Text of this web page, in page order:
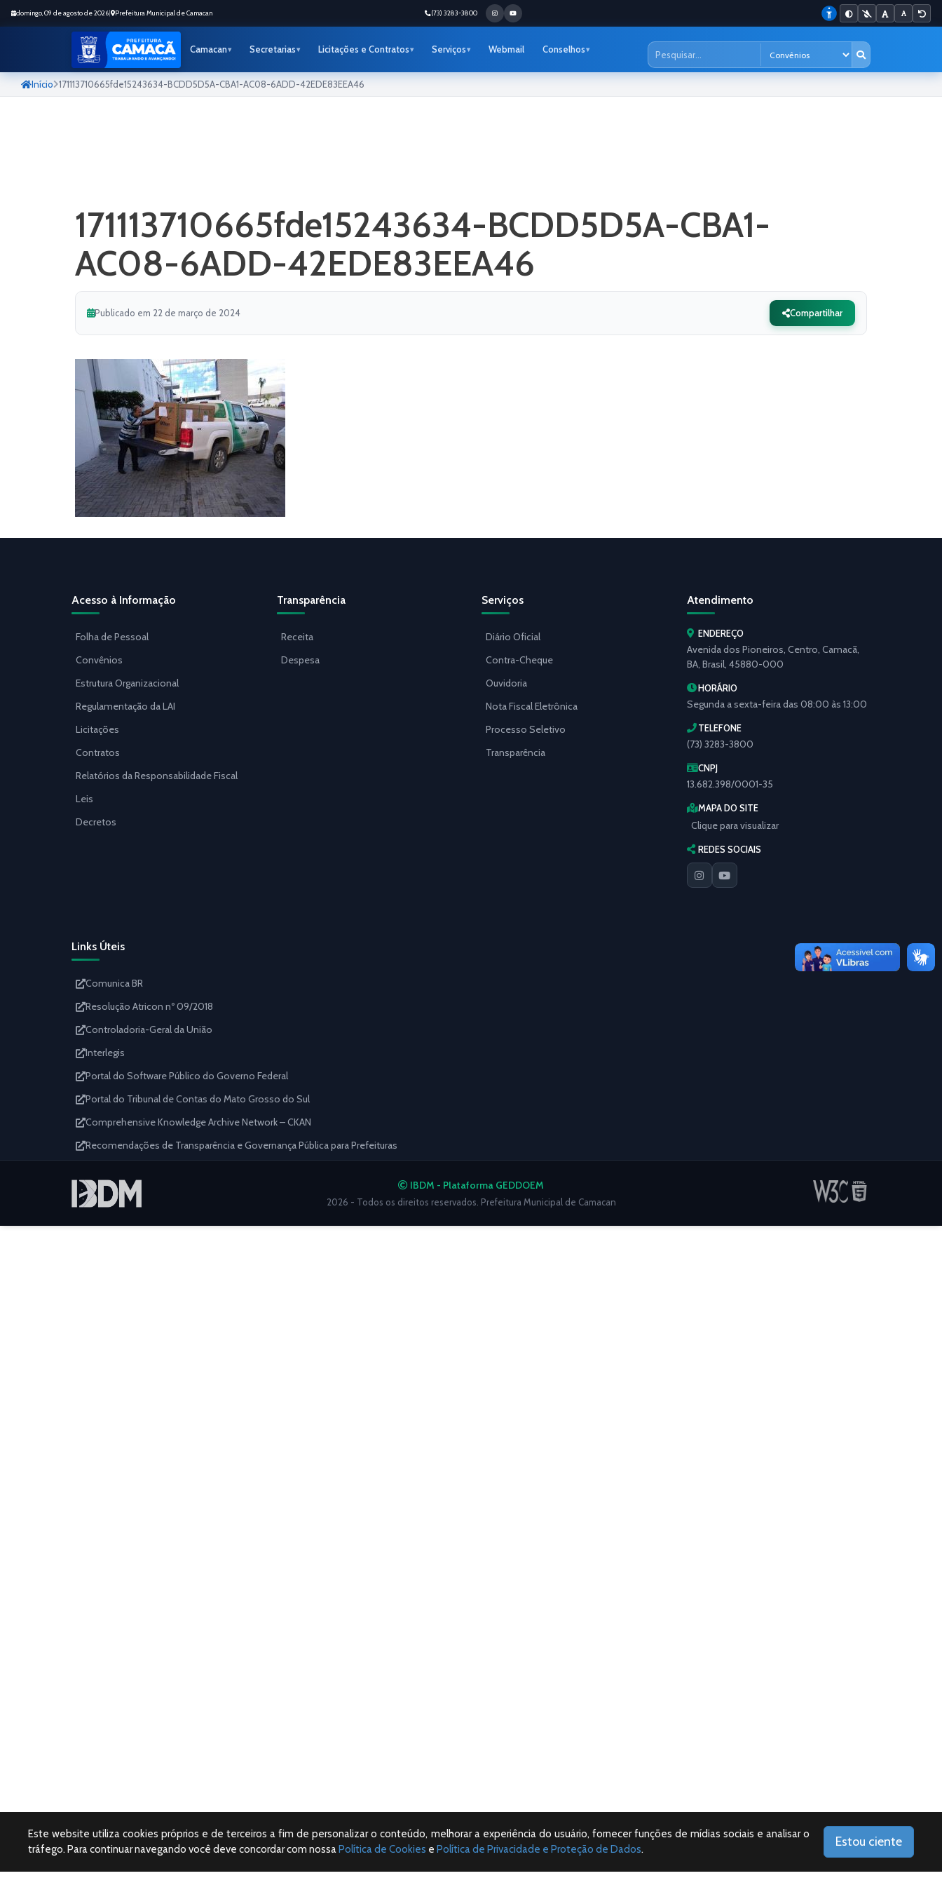
domingo, 09 de agosto de 2026 Prefeitura Municipal de Camacan (73) 3283-3800
Camacan Secretarias Licitações e Contratos Serviços Webmail Conselhos
Início 171113710665fde15243634-BCDD5D5A-CBA1-AC08-6ADD-42EDE83EEA46
171113710665fde15243634-BCDD5D5A-CBA1-
AC08-6ADD-42EDE83EEA46
Publicado em 22 de março de 2024 Compartilhar
Acesso à Informação
Folha de Pessoal
Convênios
Estrutura Organizacional
Regulamentação da LAI
Licitações
Contratos
Relatórios da Responsabilidade Fiscal
Leis
Decretos
Transparência
Receita
Despesa
Serviços
Diário Oficial
Contra-Cheque
Ouvidoria
Nota Fiscal Eletrônica
Processo Seletivo
Transparência
Atendimento
ENDEREÇO
Avenida dos Pioneiros, Centro, Camacã,
BA, Brasil, 45880-000
HORÁRIO
Segunda a sexta-feira das 08:00 às 13:00
TELEFONE
(73) 3283-3800
CNPJ
13.682.398/0001-35
MAPA DO SITE
Clique para visualizar
REDES SOCIAIS
Links Úteis
Comunica BR
Resolução Atricon nº 09/2018
Controladoria-Geral da União
Interlegis
Portal do Software Público do Governo Federal
Portal do Tribunal de Contas do Mato Grosso do Sul
Comprehensive Knowledge Archive Network – CKAN
Recomendações de Transparência e Governança Pública para Prefeituras
IBDM - Plataforma GEDDOEM
2026 - Todos os direitos reservados. Prefeitura Municipal de Camacan
Este website utiliza cookies próprios e de terceiros a fim de personalizar o conteúdo, melhorar a experiência do usuário, fornecer funções de mídias sociais e analisar o
tráfego. Para continuar navegando você deve concordar com nossaPolítica de Cookies e Política de Privacidade e Proteção de Dados. Estou ciente